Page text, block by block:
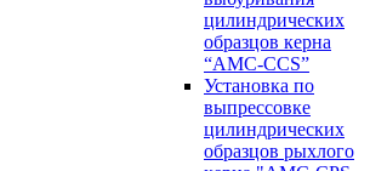
цилиндрических
образцов керна
“AMC-CCS”
Установка по
выпресcовке
цилиндрических
образцов рыхлого